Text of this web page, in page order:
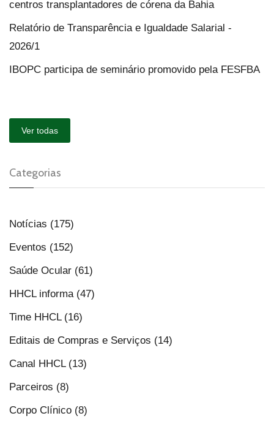
centros transplantadores de córena da Bahia
Relatório de Transparência e Igualdade Salarial -
2026/1
IBOPC participa de seminário promovido pela FESFBA
Ver todas
Categorias
Notícias (175)
Eventos (152)
Saúde Ocular (61)
HHCL informa (47)
Time HHCL (16)
Editais de Compras e Serviços (14)
Canal HHCL (13)
Parceiros (8)
Corpo Clínico (8)